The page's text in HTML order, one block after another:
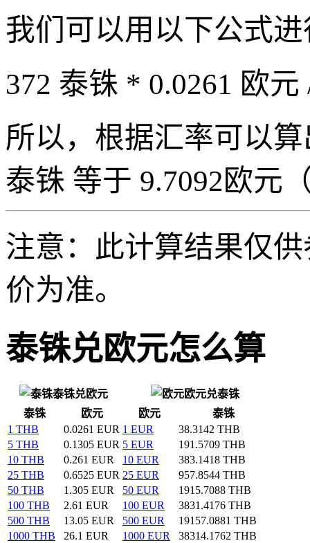
我们可以用以下公式
372 泰铢 * 0.0261 欧
所以，根据汇率可以
泰铢 等于 9.7092欧元
注意：此计算结果仅
价为准。
泰铢兑欧元怎么算
泰铢兑欧元
欧元兑泰铢
泰铢
欧元 欧元
泰铢
1 THB
0.0261 EUR 1 EUR
38.3142 THB
5 THB
0.1305 EUR 5 EUR
191.5709 THB
10 THB
0.261 EUR 10 EUR
383.1418 THB
25 THB
0.6525 EUR 25 EUR
957.8544 THB
50 THB
1.305 EUR 50 EUR
1915.7088 THB
100 THB
2.61 EUR 100 EUR
3831.4176 THB
500 THB
13.05 EUR 500 EUR
19157.0881 THB
1000 THB
26.1 EUR 1000 EUR
38314.1762 THB